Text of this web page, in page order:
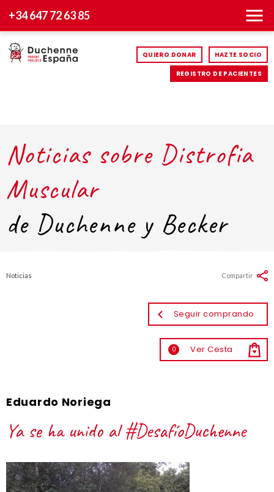
+34 647 72 63 85
QUIERO DONAR HAZTE SOCIO
REGISTRO DE PACIENTES
Noticias sobre Distrofia
Muscular
de Duchenne y Becker
Noticias
Seguir comprando
0 Ver Cesta
Compartir
Eduardo Noriega
Ya se ha unido al #DesafíoDuchenne